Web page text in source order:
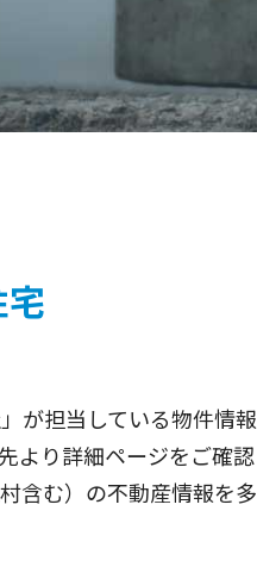
が担当している物件情
より詳細ページをご確
含む）の不動産情報を